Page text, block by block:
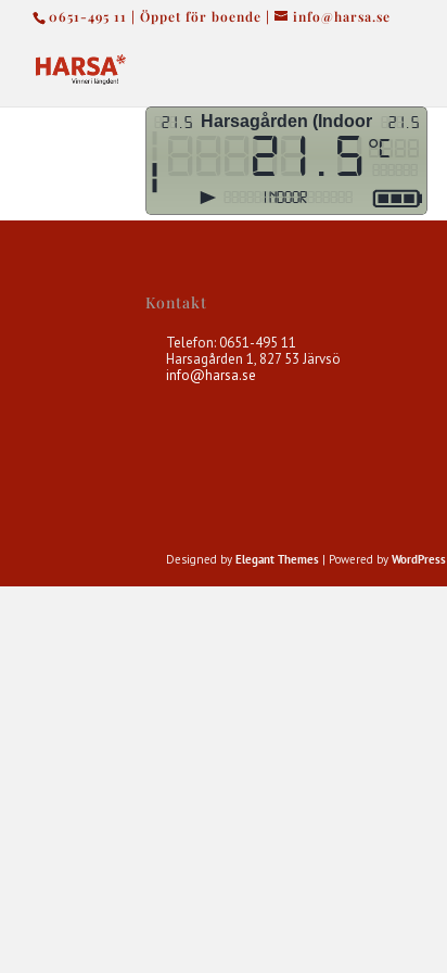
0651-495 11 | Öppet för boende | info@harsa.se
Kontakt
Telefon: 0651-495 11
Harsagården 1, 827 53 Järvsö
info@harsa.se
Designed byElegant Themes | Powered byWordPress